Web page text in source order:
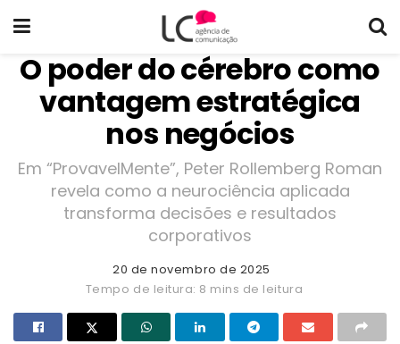
O poder do cérebro como
vantagem estratégica
nos negócios
Em “ProvavelMente”, Peter Rollemberg Roman
revela como a neurociência aplicada
transforma decisões e resultados
corporativos
20 de novembro de 2025
Tempo de leitura: 8 mins de leitura